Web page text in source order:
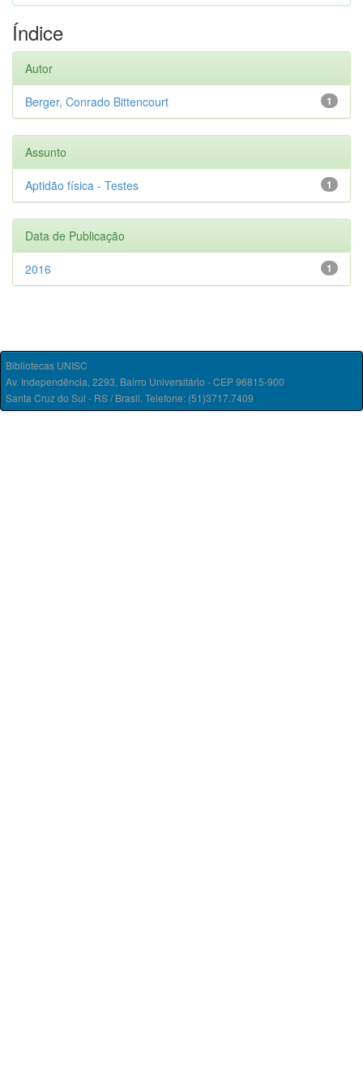
Índice
Autor
1
Berger, Conrado Bittencourt
Assunto
1
Aptidão física - Testes
Data de Publicação
1
2016
Bibliotecas UNISC
Av. Independência, 2293, Bairro Universitário - CEP 96815-900
Santa Cruz do Sul - RS / Brasil. Telefone: (51)3717.7409